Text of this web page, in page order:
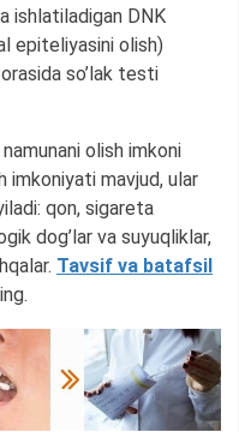
ishlatiladigan DNK
epiteliyasini olish)
so’lak testi
olish imkoni
imkoniyati mavjud, ular
qon, sigareta
dog’lar va suyuqliklar,
Tavsif va batafsil